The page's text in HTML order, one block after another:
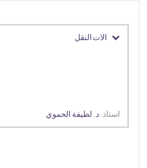
الات النقل
استاذ: د. لطيفة الحموي